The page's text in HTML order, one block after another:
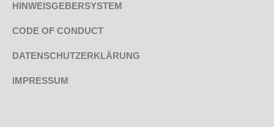
HINWEISGEBERSYSTEM
CODE OF CONDUCT
DATENSCHUTZERKLÄRUNG
IMPRESSUM